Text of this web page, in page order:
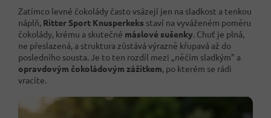
Zatímco levné čokolády často vsázejí jen na sladkost a tenkou
náplň, Ritter Sport Knusperkeks staví na vyváženém poměru
čokolády, krému a skutečné máslové sušenky. Chuť je plná,
ne přeslazená, a struktura zůstává výrazně křupavá až do
posledního sousta. Je to ten rozdíl mezi „něčím sladkým" a
opravdovým čokoládovým zážitkem, po kterém se rádi
vracíte.